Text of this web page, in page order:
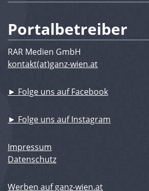
Portalbetreiber
RAR Medien GmbH
kontakt(at)ganz-wien.at
► Folge uns auf Facebook
► Folge uns auf Instagram
Impressum
Datenschutz
Werben auf ganz-wien.at